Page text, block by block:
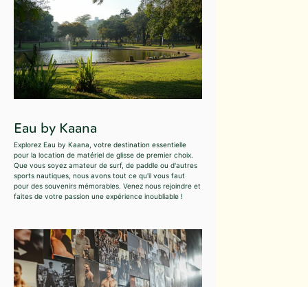
Eau by Kaana
Explorez Eau by Kaana, votre destination essentielle
pour la location de matériel de glisse de premier choix.
Que vous soyez amateur de surf, de paddle ou d'autres
sports nautiques, nous avons tout ce qu'il vous faut
pour des souvenirs mémorables. Venez nous rejoindre et
faites de votre passion une expérience inoubliable !